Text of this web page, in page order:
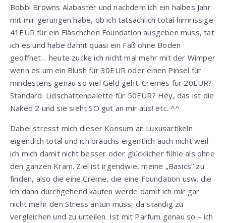
Bobbi Browns Alabaster und nachdem ich ein halbes Jahr
mit mir gerungen habe, ob ich tatsächlich total hirnrissige
41EUR für ein Fläschchen Foundation ausgeben muss, tat
ich es und habe damit quasi ein Faß ohne Boden
geöffnet… heute zucke ich nicht mal mehr mit der Wimper
wenn es um ein Blush für 30EUR oder einen Pinsel für
mindestens genau so viel Geld geht. Cremes für 20EUR?
Standard. Lidschattenpalette für 50EUR? Hey, das ist die
Naked 2 und sie sieht SO gut an mir aus! etc. ^^
Dabei stresst mich dieser Konsum an Luxusartikeln
eigentlich total und ich brauchs eigentlich auch nicht weil
ich mich damit nicht besser oder glücklicher fühle als ohne
den ganzen Kram. Ziel ist irgendwie, meine „Basics“ zu
finden, also die eine Creme, die eine Foundation usw. die
ich dann durchgehend kaufen werde damit ich mir gar
nicht mehr den Stress antun muss, da ständig zu
vergleichen und zu urteilen. Ist mit Parfum genau so – ich